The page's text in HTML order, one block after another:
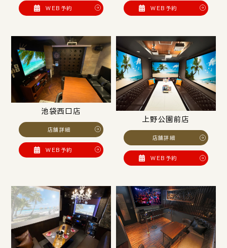
WEB予約 WEB予約
池袋西口店
店舗詳細
WEB予約
上野公園前店
店舗詳細
WEB予約